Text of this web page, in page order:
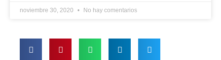
noviembre 30, 2020 No hay comentarios